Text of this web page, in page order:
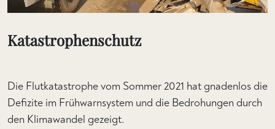
Katastrophenschutz
Die Flutkatastrophe vom Sommer 2021 hat gnadenlos die
Defizite im Frühwarnsystem und die Bedrohungen durch
den Klimawandel gezeigt.